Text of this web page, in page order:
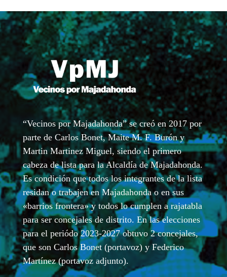
“Vecinos por Majadahonda” se creó en 2017 por
parte de Carlos Bonet, Maite M. F. Burón y
Martin Martinez Miguel, siendo el primero
cabeza de lista para la Alcaldía de Majadahonda.
Es condición que todos los integrantes de la lista
residan o trabajen en Majadahonda o en sus
«barrios frontera» y todos lo cumplen a rajatabla
para ser concejales de distrito. En las elecciones
para el periódo 2023-2027 obtuvo 2 concejales,
que son Carlos Bonet (portavoz) y Federico
Martínez (portavoz adjunto).